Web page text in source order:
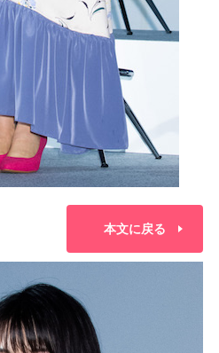
本文に戻る